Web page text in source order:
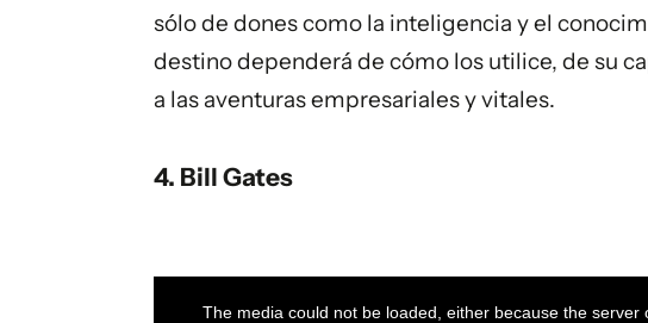
sólo de dones como la inteligencia y el
destino dependerá de cómo los utilice, de su
a las aventuras empresariales y vitales.
4. Bill Gates
This
The media could not be loaded, either because the